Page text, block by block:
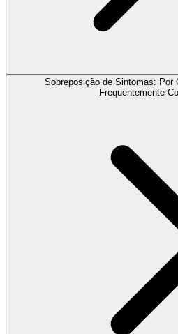
Sobreposição de Sintomas: Por
Frequentemente